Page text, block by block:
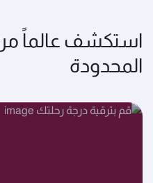
استكشف عالماً من
المحدودة